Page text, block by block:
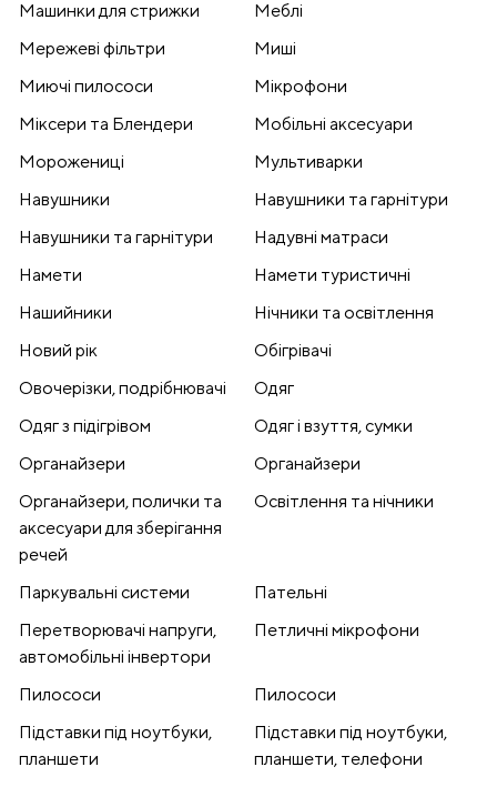
Машинки для стрижки
Меблі
Мережеві фільтри
Миші
Миючі пилососи
Мікрофони
Міксери та Блендери
Мобільні аксесуари
Морожениці
Мультиварки
Навушники
Навушники та гарнітури
Навушники та гарнітури
Надувні матраси
Намети
Намети туристичні
Нашийники
Нічники та освітлення
Новий рік
Обігрівачі
Овочерізки, подрібнювачі
Одяг
Одяг з підігрівом
Одяг і взуття, сумки
Органайзери
Органайзери
Органайзери, полички та
аксесуари для зберігання
речей
Освітлення та нічники
Паркувальні системи
Пательні
Перетворювачі напруги,
автомобільні інвертори
Петличні мікрофони
Пилососи
Пилососи
Підставки під ноутбуки,
планшети
Підставки під ноутбуки,
планшети, телефони